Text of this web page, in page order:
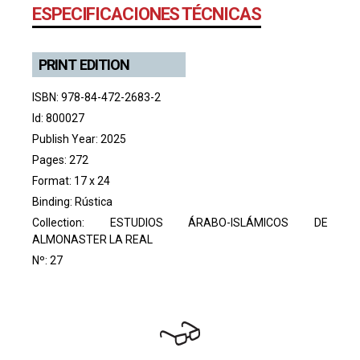
ESPECIFICACIONES TÉCNICAS
PRINT EDITION
ISBN: 978-84-472-2683-2
Id: 800027
Publish Year: 2025
Pages: 272
Format: 17 x 24
Binding: Rústica
Collection: ESTUDIOS ÁRABO-ISLÁMICOS DE
ALMONASTER LA REAL
Nº: 27